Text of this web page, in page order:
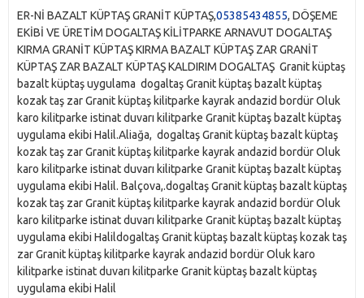
ER-Nİ BAZALT KÜPTAŞ GRANİT KÜPTAŞ,05385434855, DÖŞEME
EKİBİ VE ÜRETİM DOGALTAŞ KİLİTPARKE ARNAVUT DOGALTAŞ
KIRMA GRANİT KÜPTAŞ KIRMA BAZALT KÜPTAŞ ZAR GRANİT
KÜPTAŞ ZAR BAZALT KÜPTAŞ KALDIRIM DOGALTAŞ Granit küptaş
bazalt küptaş uygulama dogaltaş Granit küptaş bazalt küptaş
kozak taş zar Granit küptaş kilitparke kayrak andazid bordür Oluk
karo kilitparke istinat duvarı kilitparke Granit küptaş bazalt küptaş
uygulama ekibi Halil.Aliağa, dogaltaş Granit küptaş bazalt küptaş
kozak taş zar Granit küptaş kilitparke kayrak andazid bordür Oluk
karo kilitparke istinat duvarı kilitparke Granit küptaş bazalt küptaş
uygulama ekibi Halil. Balçova,.dogaltaş Granit küptaş bazalt küptaş
kozak taş zar Granit küptaş kilitparke kayrak andazid bordür Oluk
karo kilitparke istinat duvarı kilitparke Granit küptaş bazalt küptaş
uygulama ekibi Halildogaltaş Granit küptaş bazalt küptaş kozak taş
zar Granit küptaş kilitparke kayrak andazid bordür Oluk karo
kilitparke istinat duvarı kilitparke Granit küptaş bazalt küptaş
uygulama ekibi Halil